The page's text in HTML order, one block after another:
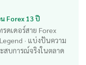
น Forex 13 ปี
ดเดอร์สาย Forex
· แบ่งปันความ
สบการณ์จริงในตลาด